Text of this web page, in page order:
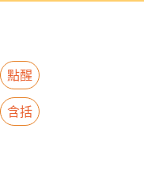
點醒
含括